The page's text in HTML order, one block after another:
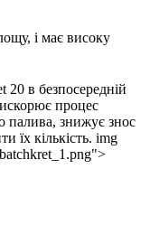
і має високу
20 в безпосередній
процес
палива, знижує знос
їх кількість. img